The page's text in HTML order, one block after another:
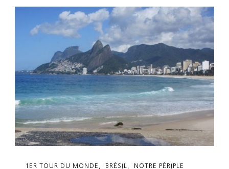
1ER TOUR DU MONDE BRÉSIL NOTRE PÉRIPLE